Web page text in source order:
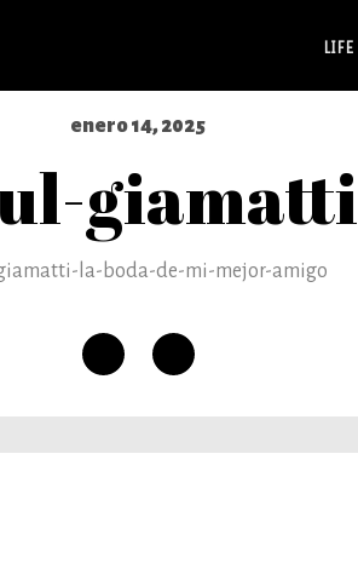
LIFE
enero 14, 2025
giamatti
la-boda-de-mi-mejor-amigo